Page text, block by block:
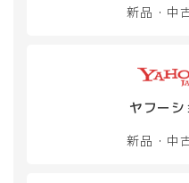
新品・中
ヤフー
新品・中